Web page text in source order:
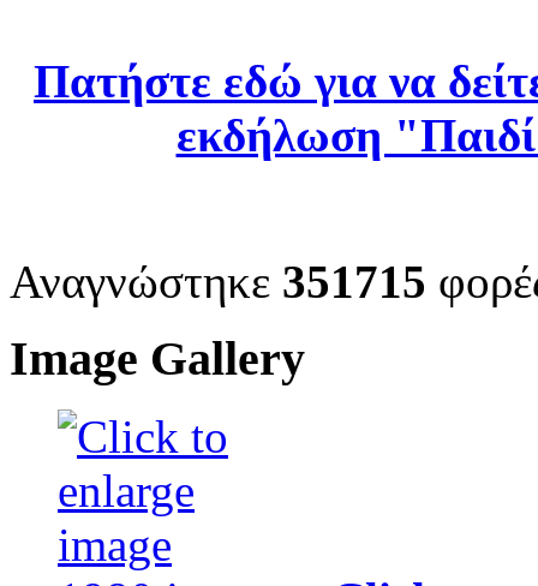
Πατήστε εδώ για να
εκδήλωση
Αναγνώστηκε 351715
Image Gallery